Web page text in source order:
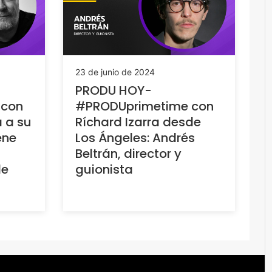
a su
23 de junio de 2024
PRODU HOY-
#PRODUprimetime con
Ríchard Izarra desde
Los Ángeles: Andrés
Beltrán, director y
guionista